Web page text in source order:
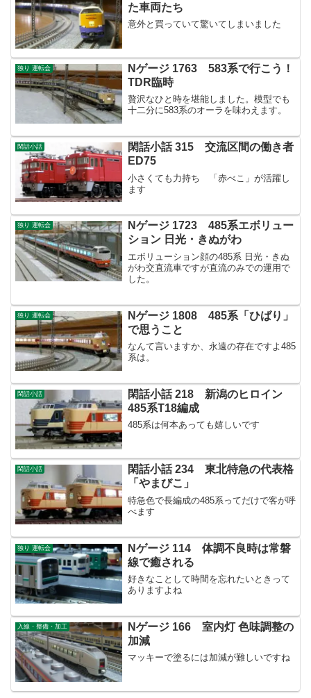
た車両たち
意外と買っていて驚いてしまいました
独り 運転会
Nゲージ 1763 583系で行こう！
TDR臨時
贅沢なひと時を堪能しました。模型でも
十二分に583系のオーラを味わえます。
閑話小話
閑話小話 315 交流区間の働き者
ED75
小さくても力持ち 「赤べこ」が活躍し
ます
独り 運転会
Nゲージ 1723 485系エボリュー
ション 日光・きぬがわ
エボリューション顔の485系 日光・きぬ
がわ交直流車ですが直流のみでの運用で
した。
独り 運転会
Nゲージ 1808 485系「ひばり」
で思うこと
なんて言いますか、永遠の存在ですよ485
系は。
閑話小話
閑話小話 218 新潟のヒロイン
485系T18編成
485系は何本あっても嬉しいです
閑話小話
閑話小話 234 東北特急の代表格
「やまびこ」
特急色で長編成の485系ってだけで客が呼
べます
独り 運転会
Nゲージ 114 体調不良時は常磐
線で癒される
好きなことして時間を忘れたいときって
ありますよね
入線・整備・加工
Nゲージ 166 室内灯 色味調整の
加減
マッキーで塗るには加減が難しいですね